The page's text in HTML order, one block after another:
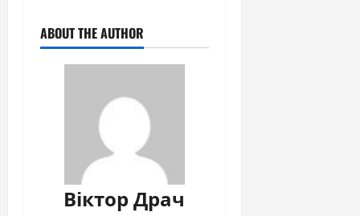
ABOUT THE AUTHOR
Віктор Драч